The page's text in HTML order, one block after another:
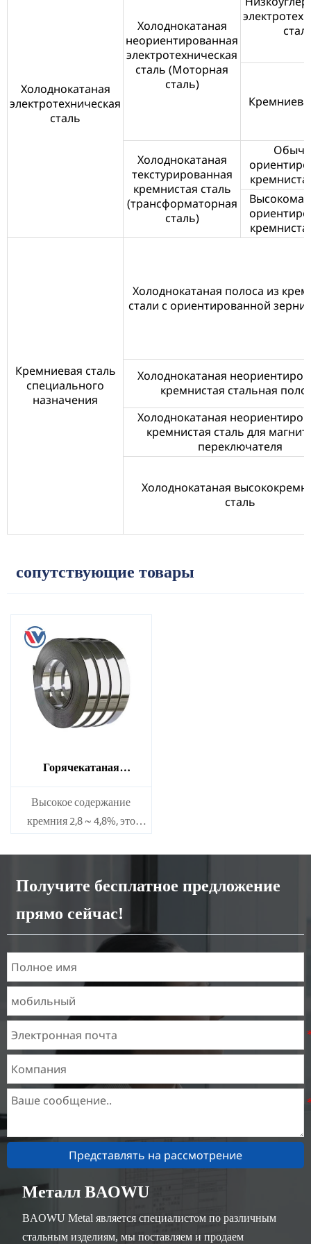
Холоднокатаная
электротехническая
сталь
Холоднокатаная
неориентированная
электротехническая
сталь (Моторная
сталь)
Холоднокатаная
текстурированная
кремнистая сталь
(трансформаторная
сталь)
Кремниевая сталь
специального
назначения
Холоднокатаная полоса из
стали с ориентированной
Холоднокатаная
кремнистая стальная
Холоднокатаная
кремнистая сталь для
переключателя
Холоднокатаная
сталь
сопутствующие товары
Горячекатаная
высококремнистая сталь
(трансформаторная
сталь)
Высокое содержание
кремния 2,8 ~ 4,8%, это
используется в
производстве сердечника
трансформатора, широко
известный как
трансформатор кремния
стальной лист, широко
используется в высокой
Получите бесплатное предложение
прямо сейчас!
Представлять на рассмотрение
Металл BAOWU
BAOWU Metal является специалистом по различным
стальным изделиям, мы поставляем и продаем